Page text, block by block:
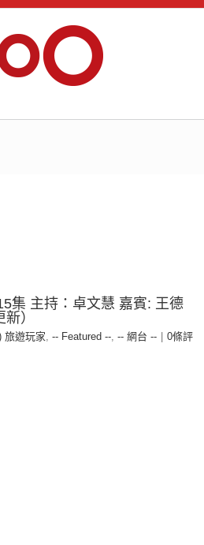
集 主持：卓文慧 嘉賓: 王德
）
旅遊玩家, -- Featured --, -- 網台 --
0條評